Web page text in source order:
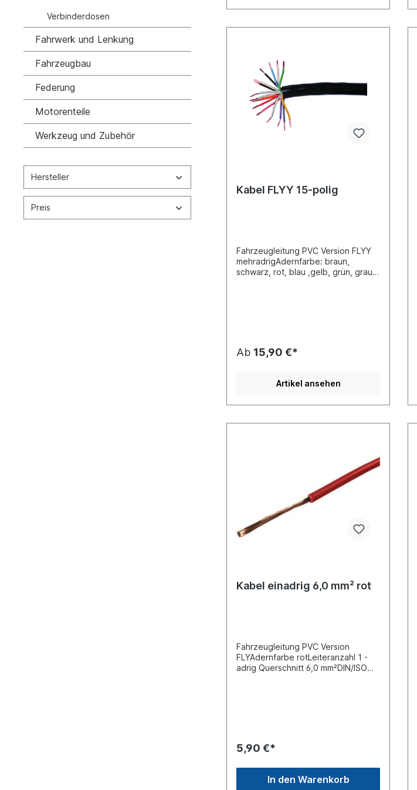
Verbinderdosen
Fahrwerk und Lenkung
Fahrzeugbau
Federung
Motorenteile
Werkzeug und Zubehör
Hersteller
Preis
Kabel FLYY 15-polig
Fahrzeugleitung PVC Version FLYY
mehradrigAdernfarbe: braun,
schwarz, rot, blau ,gelb, grün, grau,
Zulassungsart: ADR/GGVS-geprüft
entspricht dem Preis pro Meter
Ab 15,90 €*
Artikel ansehen
Kabel einadrig 6,0 mm² rot
Fahrzeugleitung PVC Version
FLYAdernfarbe rotLeiteranzahl 1 -
adrig Querschnitt 6,0 mm²DIN/ISO
5,90 €*
In den Warenkorb